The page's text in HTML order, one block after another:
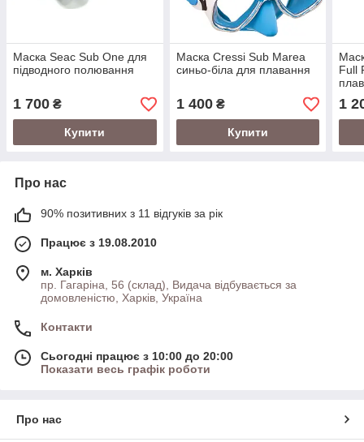
Маска Seac Sub One для
підводного полювання
1 700 ₴
Купити
Маска Cressi Sub Marea
синьо-біла для плавання
1 400₴
Купити
Full
1
Про нас
90% позитивних з 11 відгуків за рік
Працює з 19.08.2010
м. Харків
пр. Гагаріна, 56 (склад), Видача відбувається за
домовленістю, Харків, Україна
Контакти
Сьогодні працює з 10:00 до 20:00
Показати весь графік роботи
Про нас